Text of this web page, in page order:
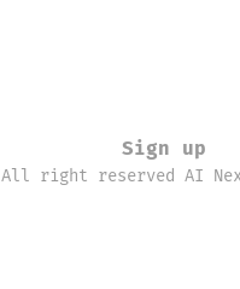
Sign up
All right reserved AI